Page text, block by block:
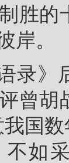
胜的
岸。
录》
曾
国
如